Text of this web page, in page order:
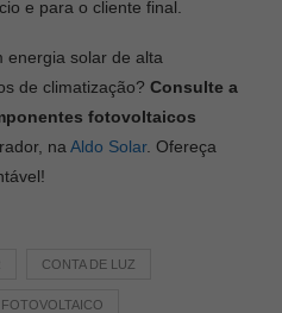
e para o cliente final.
energia solar de alta
de climatização? Consulte a
fotovoltaicos
na Aldo Solar. Ofereça
CONTA DE LUZ